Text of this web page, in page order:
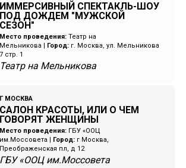
ИММЕРСИВНЫЙ СПЕКТАКЛЬ-ШОУ
ПОД ДОЖДЕМ "МУЖСКОЙ
СЕЗОН"
Место проведения: Театр на
Мельникова
Город: г. Москва, ул. Мельникова
7 стр. 1
Театр на Мельникова
Г МОСКВА
САЛОН КРАСОТЫ, ИЛИ О ЧЕМ
ГОВОРЯТ ЖЕНЩИНЫ
Место проведения: ГБУ «ООЦ
им.Моссовета
Город: г Москва,
Преображенская пл, д 12
ГБУ «ООЦ им.Моссовета